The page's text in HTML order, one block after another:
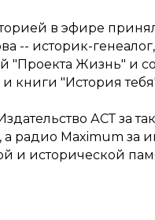
в эфире
-- историк-
"Проекта Жизнь" и
книги "История
АСТ за
радио Maximum за
и исторической